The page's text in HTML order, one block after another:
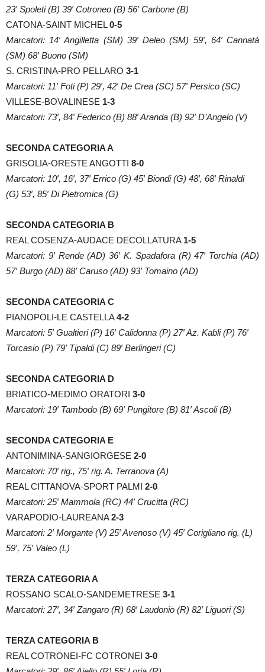
23′ Spoleti (B) 39′ Cotroneo (B) 56′ Carbone (B)
CATONA-SAINT MICHEL0-5
Marcatori: 14′ Angilletta (SM) 39′ Deleo (SM) 59′, 64′ Cannatà
(SM) 68′ Buono (SM)
S. CRISTINA-PRO PELLARO 3-1
Marcatori: 11′ Foti (P) 29′, 42′ De Crea (SC) 57′ Persico (SC)
VILLESE-BOVALINESE 1-3
Marcatori: 73′, 84′ Federico (B) 88′ Aranda (B) 92′ D’Angelo (V)
SECONDA CATEGORIA A
GRISOLIA-ORESTE ANGOTTI 8-0
Marcatori: 10′, 16′, 37′ Errico (G) 45′ Biondi (G) 48′, 68′ Rinaldi
(G) 53′, 85′ Di Pietromica (G)
SECONDA CATEGORIA B
REAL COSENZA-AUDACE DECOLLATURA 1-5
Marcatori: 9′ Rende (AD) 36′ K. Spadafora (R) 47′ Torchia (AD)
57′ Burgo (AD) 88′ Caruso (AD) 93′ Tomaino (AD)
SECONDA CATEGORIA C
PIANOPOLI-LE CASTELLA4-2
Marcatori: 5′ Gualtieri (P) 16′ Calidonna (P) 27′ Az. Kabli (P) 76′
Torcasio (P) 79′ Tipaldi (C) 89′ Berlingeri (C)
SECONDA CATEGORIA D
BRIATICO-MEDIMO ORATORI 3-0
Marcatori: 19′ Tambodo (B) 69′ Pungitore (B) 81′ Ascoli (B)
SECONDA CATEGORIA E
ANTONIMINA-SANGIORGESE 2-0
Marcatori: 70′ rig., 75′ rig. A. Terranova (A)
REAL CITTANOVA-SPORT PALMI 2-0
Marcatori: 25′ Mammola (RC) 44′ Crucitta (RC)
VARAPODIO-LAUREANA2-3
Marcatori: 2′ Morgante (V) 25′ Avenoso (V) 45′ Corigliano rig. (L)
59′, 75′ Valeo (L)
TERZA CATEGORIA A
ROSSANO SCALO-SANDEMETRESE 3-1
Marcatori: 27′, 34′ Zangaro (R) 68′ Laudonio (R) 82′ Liguori (S)
TERZA CATEGORIA B
REAL COTRONEI-FC COTRONEI 3-0